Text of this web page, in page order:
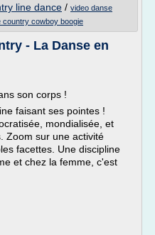
line dance / video danse
country cowboy boogie
- La Danse en
son corps !
faisant ses pointes !
mondialisée, et
Zoom sur une activité
facettes. Une discipline
et chez la femme, c'est